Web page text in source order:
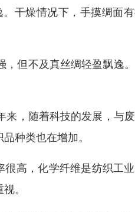
干燥情况下，手摸绸面
，但不及真丝绸轻盈飘逸
来，随着科技的发展，与
种类也在增加。
很高，化学纤维是纺织工
。